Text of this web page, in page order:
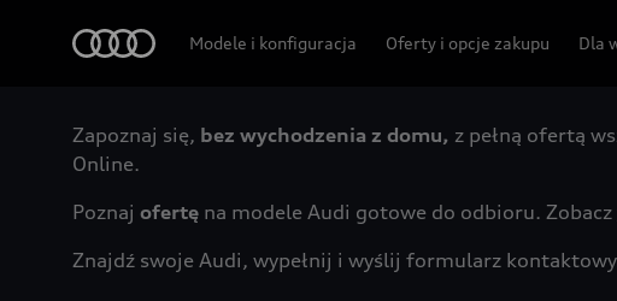
Modele i konfiguracja Oferty i opcje zakupu Dla
Zapoznaj się, bez wychodzenia z domu, z pełną ofertą
Online.
Poznaj ofertę na modele Audi gotowe do odbioru. Zobacz
Znajdź swoje Audi, wypełnij i wyślij formularz